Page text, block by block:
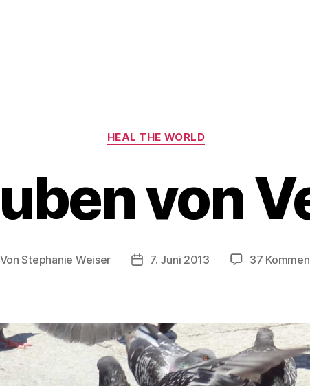
Kategorien
HEAL THE WORLD
von
VonStephanie Weiser Beitragsdatum
7. Juni 2013 37